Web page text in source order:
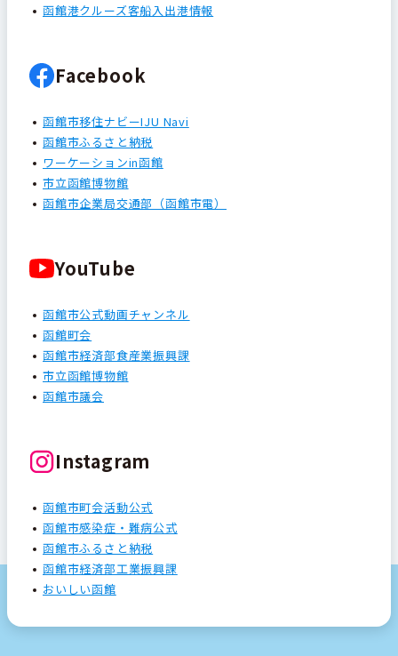
函館港クルーズ客船入出港情報
Facebook
函館市移住ナビーIJU Navi
函館市ふるさと納税
ワーケーションin函館
市立函館博物館
函館市企業局交通部（函館市電）
YouTube
函館市公式動画チャンネル
函館町会
函館市経済部食産業振興課
市立函館博物館
函館市議会
Instagram
函館市町会活動公式
函館市感染症・難病公式
函館市ふるさと納税
函館市経済部工業振興課
おいしい函館